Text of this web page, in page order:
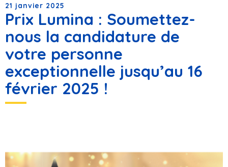
21 janvier 2025
Prix Lumina : Soumettez-
nous la candidature de
votre personne
exceptionnelle jusqu’au 16
février 2025 !